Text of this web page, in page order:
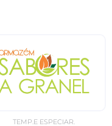
TEMP.E ESPECIAR.